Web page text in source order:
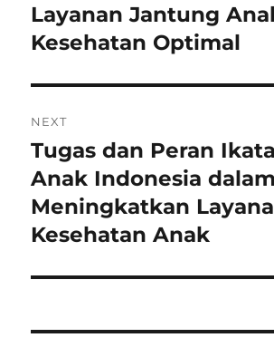
post:
Layanan Jantung
Kesehatan Optimal
NEXT
Next
post:
Tugas dan Peran
Anak Indonesia dalam
Meningkatkan
Kesehatan Anak